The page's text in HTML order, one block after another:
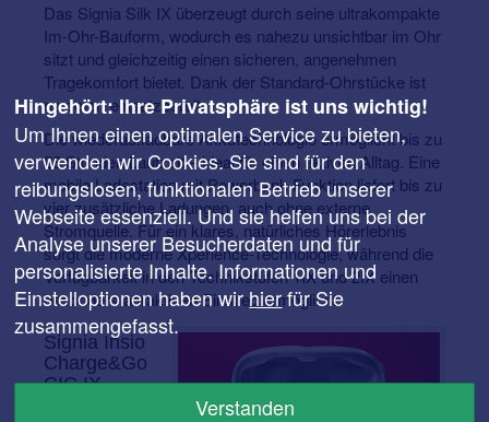
Das Signia Silk IX überzeugt durch seine ultrakompakte
Im-Ohr-Bauform, wodurch es nahezu unsichtbar im Ohr
sitzt und gleichzeitig einen sicheren, angenehmen
Tragekomfort bietet. Dank der Standard-Ohrstücke ist
es sofort einsatzbereit.
Die wiederaufladbare Akkutechnologie ermöglicht bis zu
28 Stunden Laufzeit – ideal für einen aktiven Alltag. Eine
mobile Ladestation mit Powerbank-Funktion liefert bis zu
vier zusätzliche Ladungen, auch ohne externe
Stromquelle. Für ein klares, natürliches Hörerlebnis
sorgt die moderne Xperience-Technologie, während die
Verfügbarkeit in den Technikstufen 1IX und 2IX einen
besonders attraktiven Einstieg ermöglicht.
Signia Insio
Charge&Go
CIC IX –
Hingehört: Ihre Privatsphäre ist uns wichtig!
Um Ihnen einen optimalen Service zu bieten,
verwenden wir Cookies. Sie sind für den
reibungslosen, funktionalen Betrieb unserer
Webseite essenziell. Und sie helfen uns bei der
Analyse unserer Besucherdaten und für
personalisierte Inhalte. Informationen und
Einstelloptionen haben wirhierfür Sie
zusammengefasst.
Verstanden